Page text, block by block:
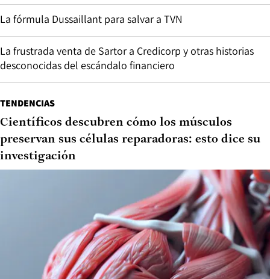
La fórmula Dussaillant para salvar a TVN
La frustrada venta de Sartor a Credicorp y otras historias
desconocidas del escándalo financiero
TENDENCIAS
Científicos descubren cómo los músculos
preservan sus células reparadoras: esto dice su
investigación